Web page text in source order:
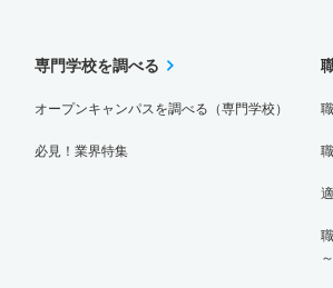
専門学校を調べる
オープンキャンパスを調べる（専門学校）
必見！業界特集